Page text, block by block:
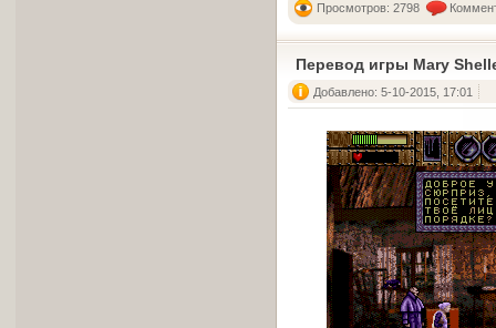
Просмотров: 2798
Перевод игры Mary
Добавлено: 5-10-2015, 17:01